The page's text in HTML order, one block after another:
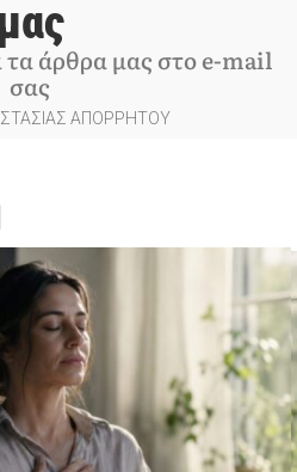
άρθρα μας στο e-mail
σας
ΑΠΟΡΡΗΤΟΥ